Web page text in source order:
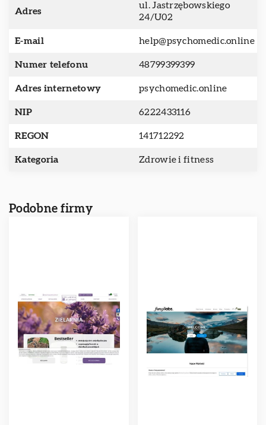
Adres
ul. Jastrzębowskiego
24/U02
E-mail help@psychomedic.online
Numer telefonu 48799399399
Adres internetowy psychomedic.online
NIP 6222433116
REGON 141712292
Kategoria Zdrowie i fitness
Podobne firmy